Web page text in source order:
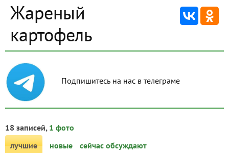
Жареный
картофель
Подпишитесь на нас в телеграме
18 записей, 1 фото
лучшие
новые сейчас обсуждают